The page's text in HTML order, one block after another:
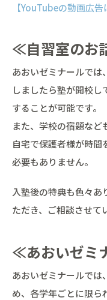
【YouTubeの動画広告
≪自習室のお
あおいゼミナールでは
しましたら塾が開校
することが可能です。
また、学校の宿題など
自宅で保護者様が時間
必要もありません。
入塾後の特典も色々あ
ただき、ご相談させて
≪あおいゼミ
あおいゼミナールでは、
め、各学年ごとに限ら